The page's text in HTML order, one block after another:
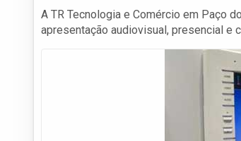
A TR Tecnologia e Comércio em Paço
apresentação audiovisual, presencial e